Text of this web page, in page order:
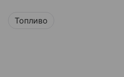
Топливо